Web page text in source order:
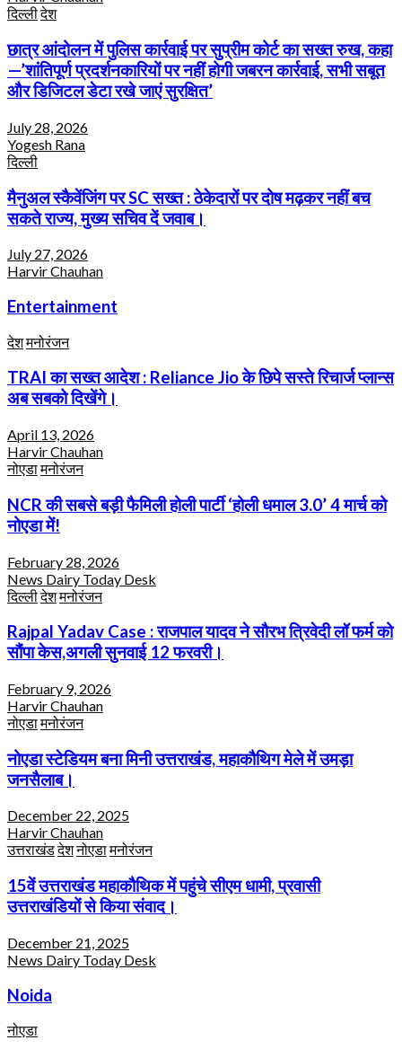
दिल्लीदेश
छात्र आंदोलन में पुलिस कार्रवाई पर सुप्रीम कोर्ट का सख्त रुख, कहा
—’शांतिपूर्ण प्रदर्शनकारियों पर नहीं होगी जबरन कार्रवाई, सभी सबूत
और डिजिटल डेटा रखे जाएं सुरक्षित’
July 28, 2026
Yogesh Rana
दिल्ली
मैनुअल स्कैवेंजिंग पर SC सख्त : ठेकेदारों पर दोष मढ़कर नहीं बच
सकते राज्य, मुख्य सचिव दें जवाब।
July 27, 2026
Harvir Chauhan
Entertainment
देशमनोरंजन
TRAI का सख्त आदेश : Reliance Jio के छिपे सस्ते रिचार्ज प्लान्स
अब सबको दिखेंगे।
April 13, 2026
Harvir Chauhan
नोएडामनोरंजन
NCR की सबसे बड़ी फैमिली होली पार्टी ‘होली धमाल 3.0’ 4 मार्च को
नोएडा में!
February 28, 2026
News Dairy Today Desk
दिल्लीदेशमनोरंजन
Rajpal Yadav Case : राजपाल यादव ने सौरभ त्रिवेदी लॉ फर्म को
सौंपा केस,अगली सुनवाई 12 फरवरी।
February 9, 2026
Harvir Chauhan
नोएडामनोरंजन
नोएडा स्टेडियम बना मिनी उत्तराखंड, महाकौथिग मेले में उमड़ा
जनसैलाब।
December 22, 2025
Harvir Chauhan
उत्तराखंडदेशनोएडामनोरंजन
15वें उत्तराखंड महाकौथिक में पहुंचे सीएम धामी, प्रवासी
उत्तराखंडियों से किया संवाद।
December 21, 2025
News Dairy Today Desk
Noida
नोएडा